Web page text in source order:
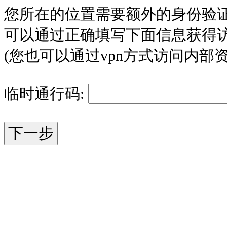
您所在的位置需要额外的身份验
可以通过正确填写下面信息获得
(您也可以通过vpn方式访问内部
临时通行码: